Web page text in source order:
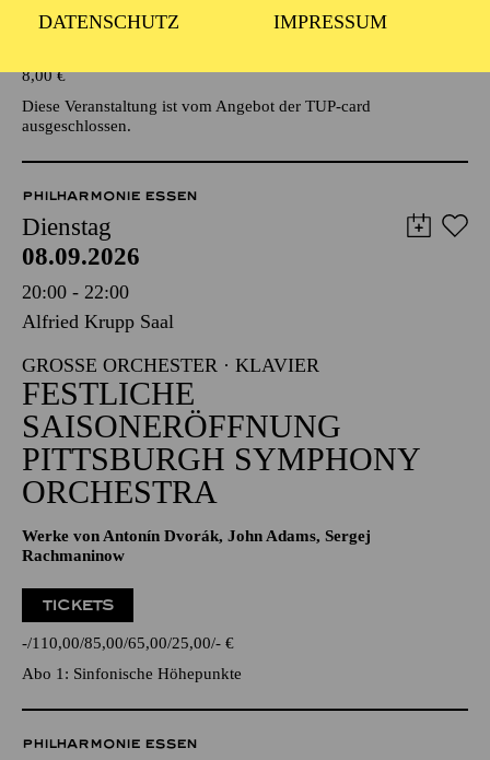
DATENSCHUTZ IMPRESSUM
8,00€
Diese Veranstaltung ist vom Angebot der TUP-card
ausgeschlossen.
PHILHARMONIE ESSEN
Dienstag
08.09.2026
20:00 - 22:00
Alfried Krupp Saal
GROSSE ORCHESTER · KLAVIER
FESTLICHE
SAISONERÖFFNUNG
PITTSBURGH SYMPHONY
ORCHESTRA
Werke von Antonín Dvorák, John Adams, Sergej
Rachmaninow
TICKETS
- 110,00 85,00 65,00 25,00 - €
Abo 1: Sinfonische Höhepunkte
PHILHARMONIE ESSEN